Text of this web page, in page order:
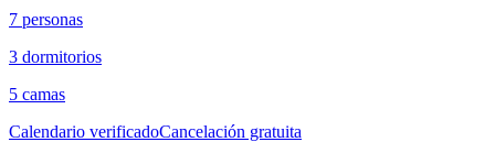
7 personas
3 dormitorios
5 camas
Calendario verificadoCancelación gratuita